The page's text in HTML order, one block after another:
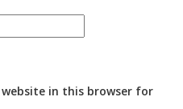
in this browser for